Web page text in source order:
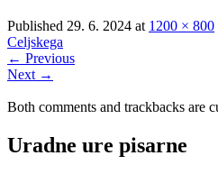
Published 29. 6. 2024 at 1200 × 800
Celjskega
← Previous
Next →
Both comments and trackbacks are
Uradne ure pisarne